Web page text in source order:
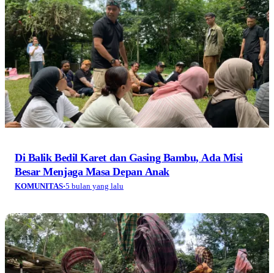
Di Balik Bedil Karet dan Gasing Bambu, Ada Misi
Besar Menjaga Masa Depan Anak
KOMUNITAS·5 bulan yang lalu